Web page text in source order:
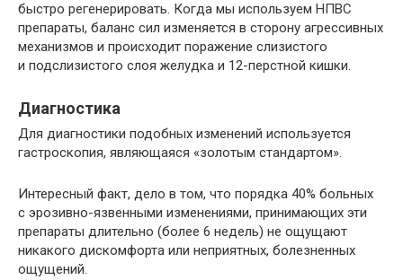
быстро регенерировать. Когда мы используем НПВС
препараты, баланс сил изменяется в сторону агрессивных
механизмов и происходит поражение слизистого
и подслизистого слоя желудка и 12-перстной кишки.
Диагностика
Для диагностики подобных изменений используется
гастроскопия, являющаяся «золотым стандартом».
Интересный факт, дело в том, что порядка 40% больных
с эрозивно-язвенными изменениями, принимающих эти
препараты длительно (более 6 недель) не ощущают
никакого дискомфорта или неприятных, болезненных
ощущений.